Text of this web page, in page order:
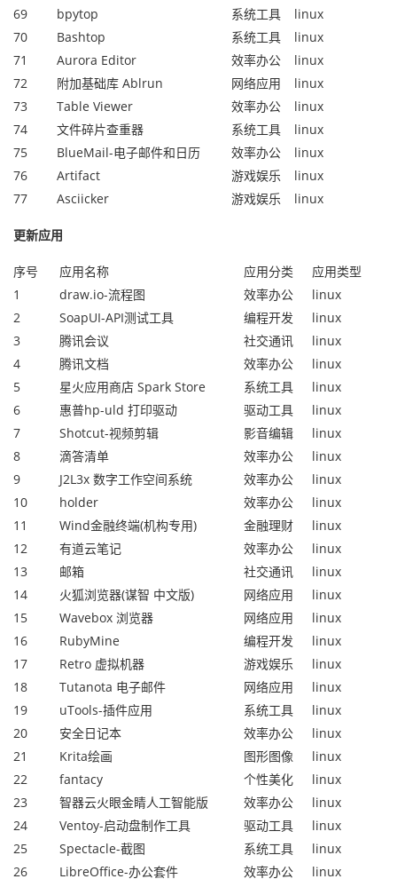
69
bpytop 系统工具
linux
70
Bashtop 系统工具
linux
71
Aurora Editor 效率办公
linux
72
附加基础库 Ablrun 网络应用
linux
73
Table Viewer 效率办公
linux
74
文件碎片查重器 系统工具
linux
75
BlueMail-电子邮件和日历 效率办公
linux
76
Artifact 游戏娱乐
linux
77
Asciicker 游戏娱乐 linux
更新应用
序号 应用名称 应用分类
应用类型
1
draw.io-流程图 效率办公
linux
2
SoapUI-API测试工具 编程开发
linux
3
腾讯会议 社交通讯
linux
4
腾讯文档 效率办公
linux
5
星火应用商店 Spark Store 系统工具
linux
6
惠普hp-uld 打印驱动 驱动工具
linux
7
Shotcut-视频剪辑 影音编辑
linux
8
滴答清单 效率办公
linux
9
J2L3x 数字工作空间系统 效率办公
linux
10
holder 效率办公
linux
11
Wind金融终端(机构专用) 金融理财
linux
12
有道云笔记 效率办公
linux
13
邮箱 社交通讯
linux
14
火狐浏览器(谋智 中文版) 网络应用
linux
15
Wavebox 浏览器 网络应用
linux
16
RubyMine 编程开发
linux
17
Retro 虚拟机器 游戏娱乐
linux
18
Tutanota 电子邮件 网络应用
linux
19
uTools-插件应用 系统工具
linux
20
安全日记本 效率办公
linux
21
Krita绘画 图形图像
linux
22
fantacy 个性美化
linux
23
智器云火眼金睛人工智能版 效率办公
linux
24
Ventoy-启动盘制作工具 驱动工具
linux
25
Spectacle-截图 系统工具
linux
26
LibreOffice-办公套件 效率办公 linux